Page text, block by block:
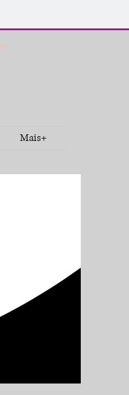
Mais+